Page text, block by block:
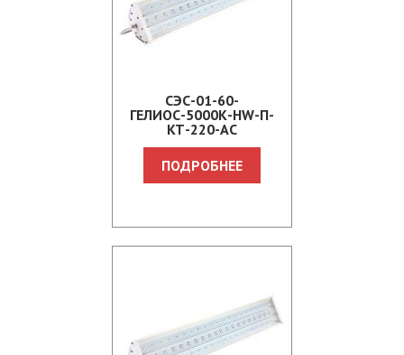
СЭС-01-60-
ГЕЛИОС-5000К-HW-П-
КТ-220-АС
ПОДРОБНЕЕ